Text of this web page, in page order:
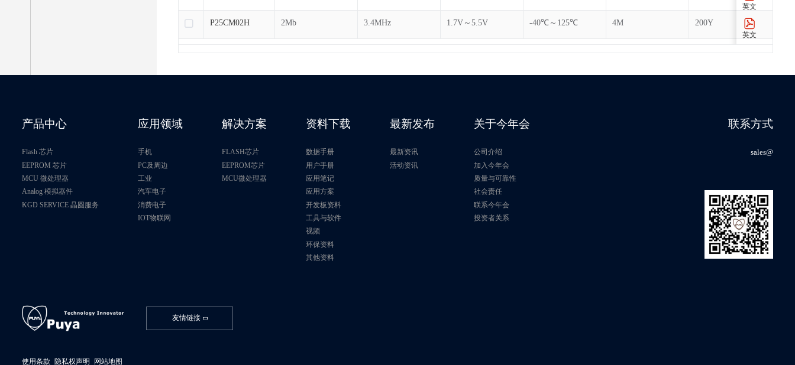
2Mb 3.4MHz 1.7V～5.5V -40℃～125℃ 4M 200Y
P25CM02H
英文
英文
产品中心
Flash 芯片
EEPROM 芯片
MCU 微处理器
Analog 模拟器件
KGD SERVICE 晶圆服务
应用领域
手机
PC及周边
工业
汽车电子
消费电子
IOT物联网
解决方案
FLASH芯片
EEPROM芯片
MCU微处理器
资料下载
数据手册
用户手册
应用笔记
应用方案
开发板资料
工具与软件
视频
环保资料
其他资料
最新发布
最新资讯
活动资讯
关于今年会
公司介绍
加入今年会
质量与可靠性
社会责任
联系今年会
投资者关系
联系方式
sales@
友情链接
使用条款 隐私权声明 网站地图